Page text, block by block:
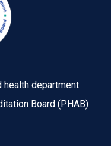
health department
Board (PHAB)